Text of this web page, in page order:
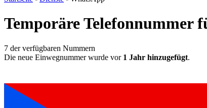
Temporäre Telefonnummer
7 der verfügbaren Nummern
Die neue Einwegnummer wurde vor 1 Jahr hinzugefügt.